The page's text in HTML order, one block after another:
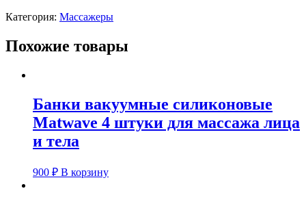
Категория: Массажеры
Похожие товары
Банки вакуумные силиконовые
Matwave 4 штуки для массажа лица
и тела
900 ₽ В корзину